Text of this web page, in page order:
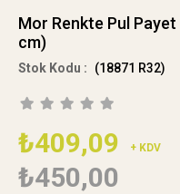
Mor Renkte Pul
cm)
(18871 R32)
₺409,09 + KDV
₺450,00